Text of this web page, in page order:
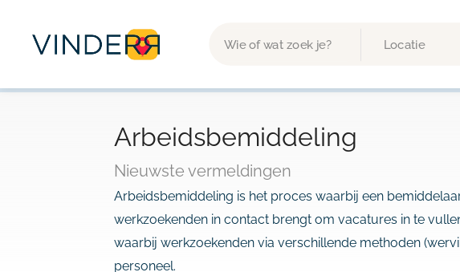
Arbeidsbemiddeling
Nieuwste vermeldingen
Arbeidsbemiddeling is het proces waarbij een
werkzoekenden in contact brengt om vacatures in te
waarbij werkzoekenden via verschillende methoden
personeel.